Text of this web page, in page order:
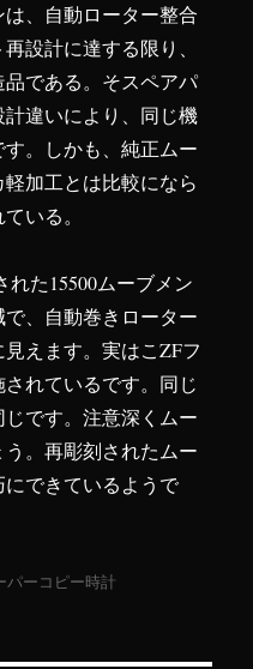
、自動ローター整合
設計に達する限り、
である。そスペアパ
違いにより、同じ機
。しかも、純正ムー
加工とは比較になら
いる。
れた15500ムーブメン
、自動巻きローター
えます。実はこZFフ
れているです。同じ
です。注意深くムー
。再彫刻されたムー
できているようで
パーコピー時計